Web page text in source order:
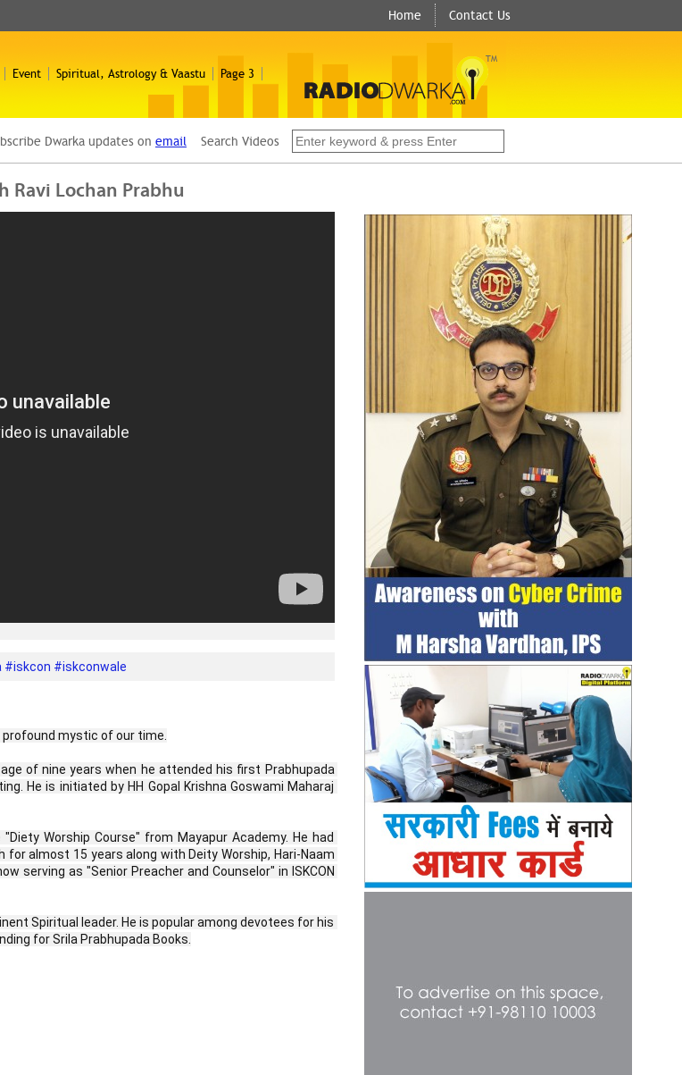
Home Contact Us
Event Spiritual, Astrology & Vaastu
Page 3
TM
Dwarka updates on email Search Videos
Ravi Lochan Prabhu
#iskcon #iskconwale
profound mystic of our time.
of nine years when he attended his first Prabhupada
He is initiated by HH Gopal Krishna Goswami Maharaj
Worship Course" from Mayapur Academy. He had
for almost 15 years along with Deity Worship, Hari-Naam
serving as "Senior Preacher and Counselor" in ISKCON
Spiritual leader. He is popular among devotees for his
for Srila Prabhupada Books.